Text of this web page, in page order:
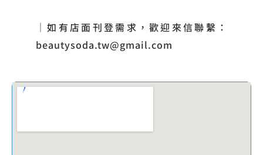
｜如有店面刊登需求，歡迎來信聯繫：
beautysoda.tw@gmail.com